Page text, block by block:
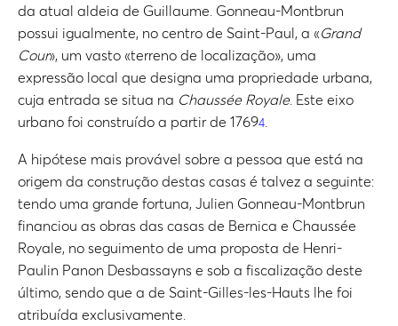
da atual aldeia de Guillaume. Gonneau-Montbrun
possui igualmente, no centro de Saint-Paul, a «Grand
Cour», um vasto «terreno de localização», uma
expressão local que designa uma propriedade urbana,
cuja entrada se situa na Chaussée Royale. Este eixo
urbano foi construído a partir de 17694
A hipótese mais provável sobre a pessoa que está na
origem da construção destas casas é talvez a seguinte:
tendo uma grande fortuna, Julien Gonneau-Montbrun
financiou as obras das casas de Bernica e Chaussée
Royale, no seguimento de uma proposta de Henri-
Paulin Panon Desbassayns e sob a fiscalização deste
último, sendo que a de Saint-Gilles-les-Hauts lhe foi
atribuída exclusivamente.